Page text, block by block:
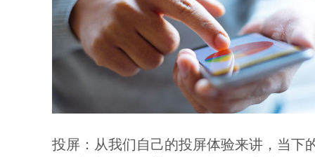
投屏：从我们自己的投屏体验来讲，当下